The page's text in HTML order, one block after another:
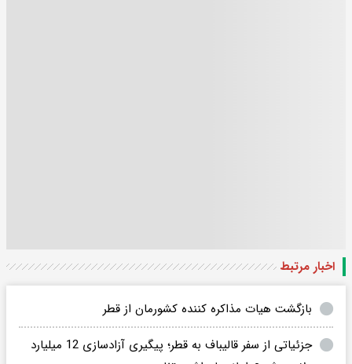
اخبار مرتبط
بازگشت هیات مذاکره کننده کشورمان از قطر
جزئیاتی از سفر قالیباف به قطر؛ پیگیری آزادسازی 12 میلیارد